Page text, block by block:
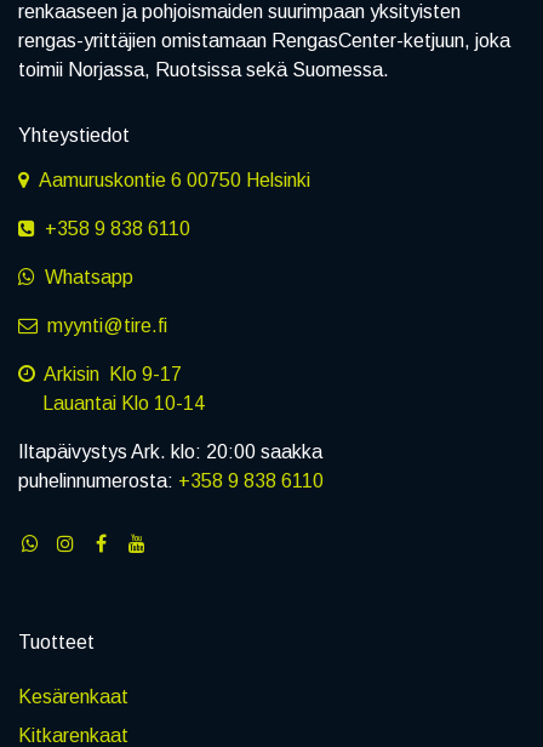
renkaaseen ja pohjoismaiden suurimpaan yksityisten
rengas-yrittäjien omistamaan RengasCenter-ketjuun, joka
toimii Norjassa, Ruotsissa sekä Suomessa.
Yhteystiedot
Aamuruskontie 6 00750 Helsinki
+358 9 838 6110
Whatsapp
myynti@tire.fi
Arkisin Klo 9-17
Lauantai Klo 10-14
Iltapäivystys Ark. klo: 20:00 saakka
puhelinnumerosta: +358 9 838 6110
Tuotteet
Kesärenkaat
Kitkarenkaat